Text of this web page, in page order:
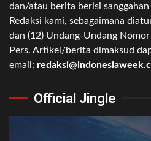
dan/atau berita berisi
Redaksi kami, sebagaimana
dan (12) Undang-Undang
Pers. Artikel/berita dimaksud
email:
Official Jingle